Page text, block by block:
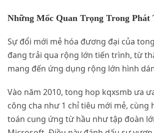
Những Mốc Quan Trọng Trong Phát
Sự đổi mới mẻ hóa đương đại của
đang trải qua rộng lớn tiến trình, từ
mang đến ứng dụng rộng lớn hình
Vào năm 2010, tong hop kqxsmb ưa
công cha như 1 chỉ tiêu mới mẻ, cùng
toán cung ứng từ hầu như tập đoàn